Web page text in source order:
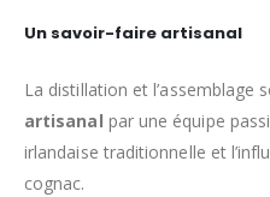
Un savoir-faire artisanal
La distillation et l’assemblage
artisanal par une équipe
irlandaise traditionnelle et
cognac.